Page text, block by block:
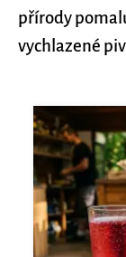
přírody
vychlazené